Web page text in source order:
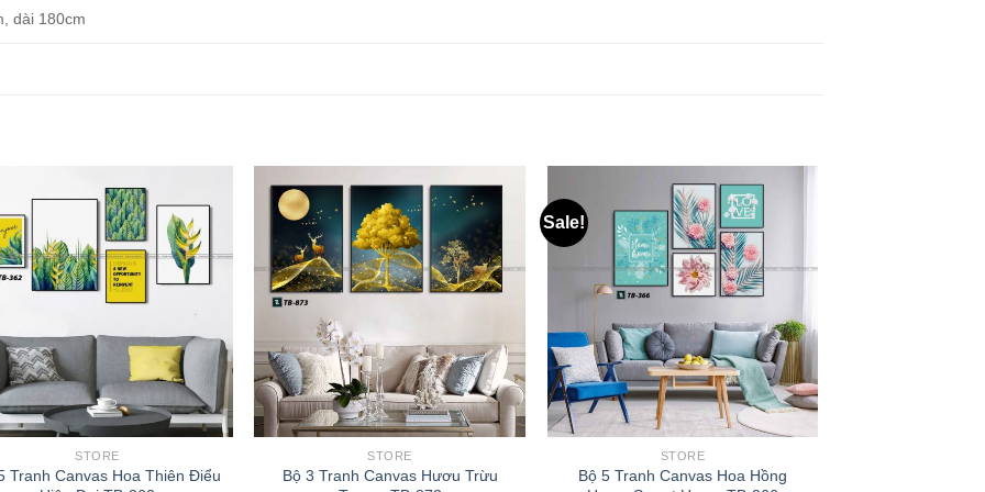
dài 180cm
STORE
Tranh Canvas Hoa Thiên Điểu
STORE
Bộ 3 Tranh Canvas Hươu Trừu
Sale!
STORE
Bộ 5 Tranh Canvas Hoa Hồng